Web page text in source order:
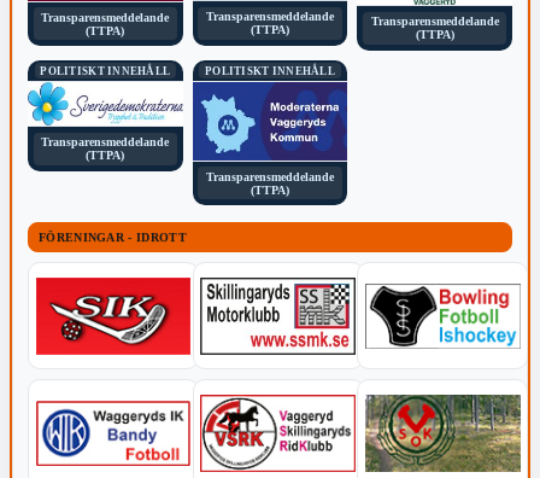
Transparensmeddelande
(TTPA)
Transparensmeddelande
(TTPA)
Transparensmeddelande
(TTPA)
POLITISKT INNEHÅLL
Transparensmeddelande
(TTPA)
POLITISKT INNEHÅLL
Transparensmeddelande
(TTPA)
FÖRENINGAR - IDROTT